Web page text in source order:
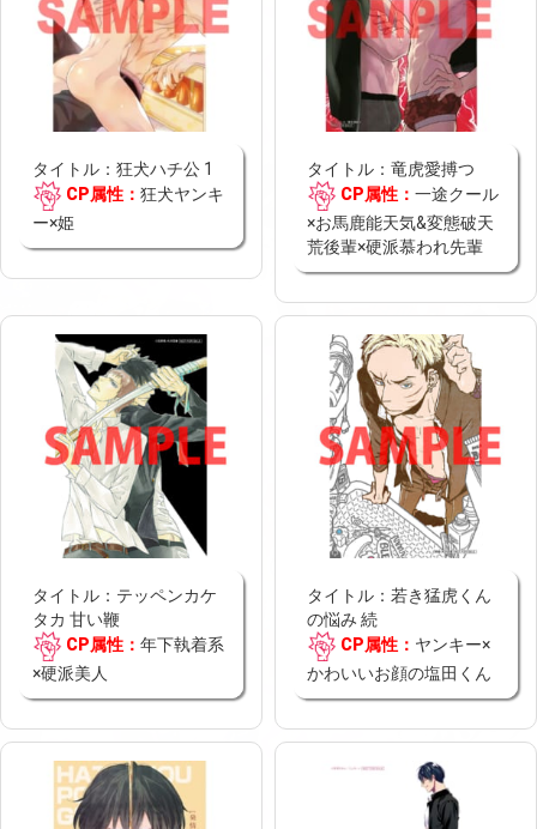
タイトル：狂犬ハチ公 1
CP属性： 狂犬ヤンキ
ー×姫
タイトル：竜虎愛搏つ
CP属性： 一途クール
×お馬鹿能天気&変態破天
荒後輩×硬派慕われ先輩
タイトル：テッペンカケ
タカ 甘い鞭
CP属性： 年下執着系
×硬派美人
タイトル：若き猛虎くん
の悩み 続
CP属性： ヤンキー×
かわいいお顔の塩田くん